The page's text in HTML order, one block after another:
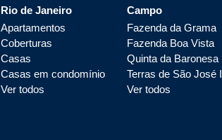
Rio de Janeiro
Apartamentos
Coberturas
Casas
Casas em condomínio
Ver todos
Campo
Fazenda da Grama
Fazenda Boa Vista
Quinta da Baronesa
Terras de São José I
Ver todos